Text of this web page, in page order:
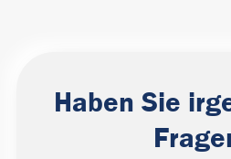
Haben Sie